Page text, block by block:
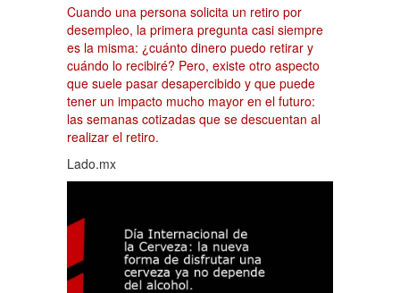
Cuando una persona solicita un retiro por
desempleo, la primera pregunta casi siempre
es la misma: ¿cuánto dinero puedo retirar y
cuándo lo recibiré? Pero, existe otro aspecto
que suele pasar desapercibido y que puede
tener un impacto mucho mayor en el futuro:
las semanas cotizadas que se descuentan al
realizar el retiro.
Lado.mx